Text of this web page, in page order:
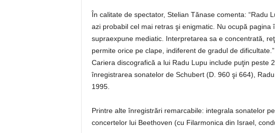
În calitate de spectator, Stelian Tănase comenta: “Radu
azi probabil cel mai retras şi enigmatic. Nu ocupă
supraexpune mediatic. Interpretarea sa e concentrată,
permite orice pe clape, indiferent de gradul de dificultate.”
Cariera discografică a lui Radu Lupu include puţin peste
înregistrarea sonatelor de Schubert (D. 960 şi 664),
1995.
Printre alte înregistrări remarcabile: integrala sonatelor
concertelor lui Beethoven (cu Filarmonica din Israel,